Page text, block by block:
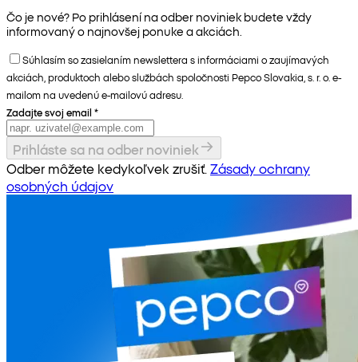
Čo je nové? Po prihlásení na odber noviniek budete vždy
informovaný o najnovšej ponuke a akciách.
Súhlasím so zasielaním newslettera s informáciami o zaujímavých
akciách, produktoch alebo službách spoločnosti Pepco Slovakia, s. r. o. e-
mailom na uvedenú e-mailovú adresu.
Zadajte svoj email *
Prihláste sa na odber noviniek
Odber môžete kedykoľvek zrušiť. Zásady ochrany
osobných údajov